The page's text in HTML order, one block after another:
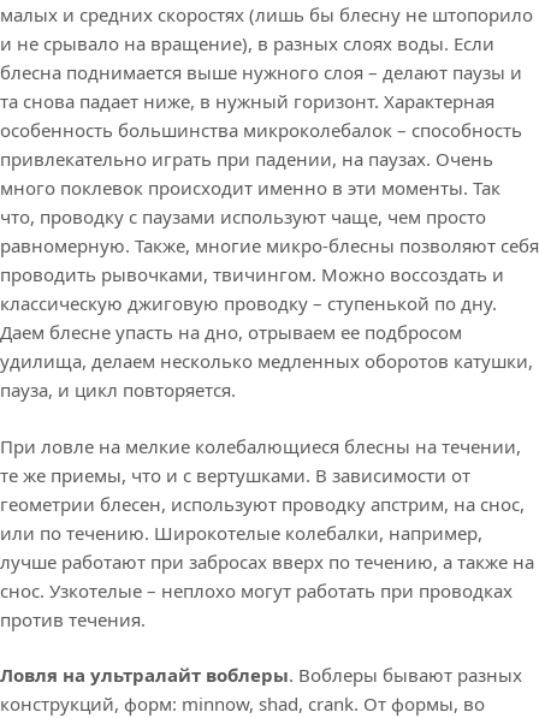
малых и средних скоростях (лишь бы блесну не штопорило
и не срывало на вращение), в разных слоях воды. Если
блесна поднимается выше нужного слоя – делают паузы и
та снова падает ниже, в нужный горизонт. Характерная
особенность большинства микроколебалок – способность
привлекательно играть при падении, на паузах. Очень
много поклевок происходит именно в эти моменты. Так
что, проводку с паузами используют чаще, чем просто
равномерную. Также, многие микро-блесны позволяют себя
проводить рывочками, твичингом. Можно воссоздать и
классическую джиговую проводку – ступенькой по дну.
Даем блесне упасть на дно, отрываем ее подбросом
удилища, делаем несколько медленных оборотов катушки,
пауза, и цикл повторяется.
При ловле на мелкие колебалющиеся блесны на течении,
те же приемы, что и с вертушками. В зависимости от
геометрии блесен, используют проводку апстрим, на снос,
или по течению. Широкотелые колебалки, например,
лучше работают при забросах вверх по течению, а также на
снос. Узкотелые – неплохо могут работать при проводках
против течения.
Ловля на ультралайт воблеры. Воблеры бывают разных
конструкций, форм: minnow, shad, crank. От формы, во